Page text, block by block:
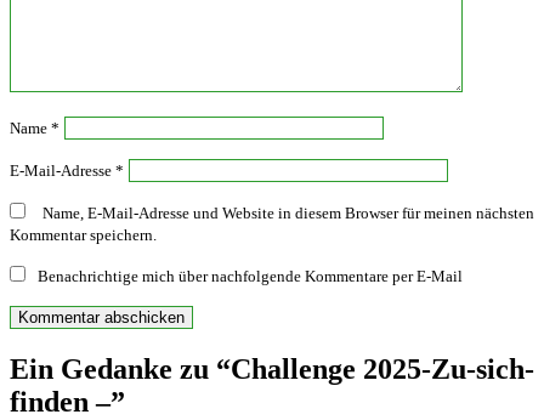
Name *
E-Mail-Adresse *
Name, E-Mail-Adresse und Website in diesem Browser für meinen nächsten
Kommentar speichern.
Benachrichtige mich über nachfolgende Kommentare per E-Mail
Ein Gedanke zu “Challenge 2025-Zu-sich-
finden –”